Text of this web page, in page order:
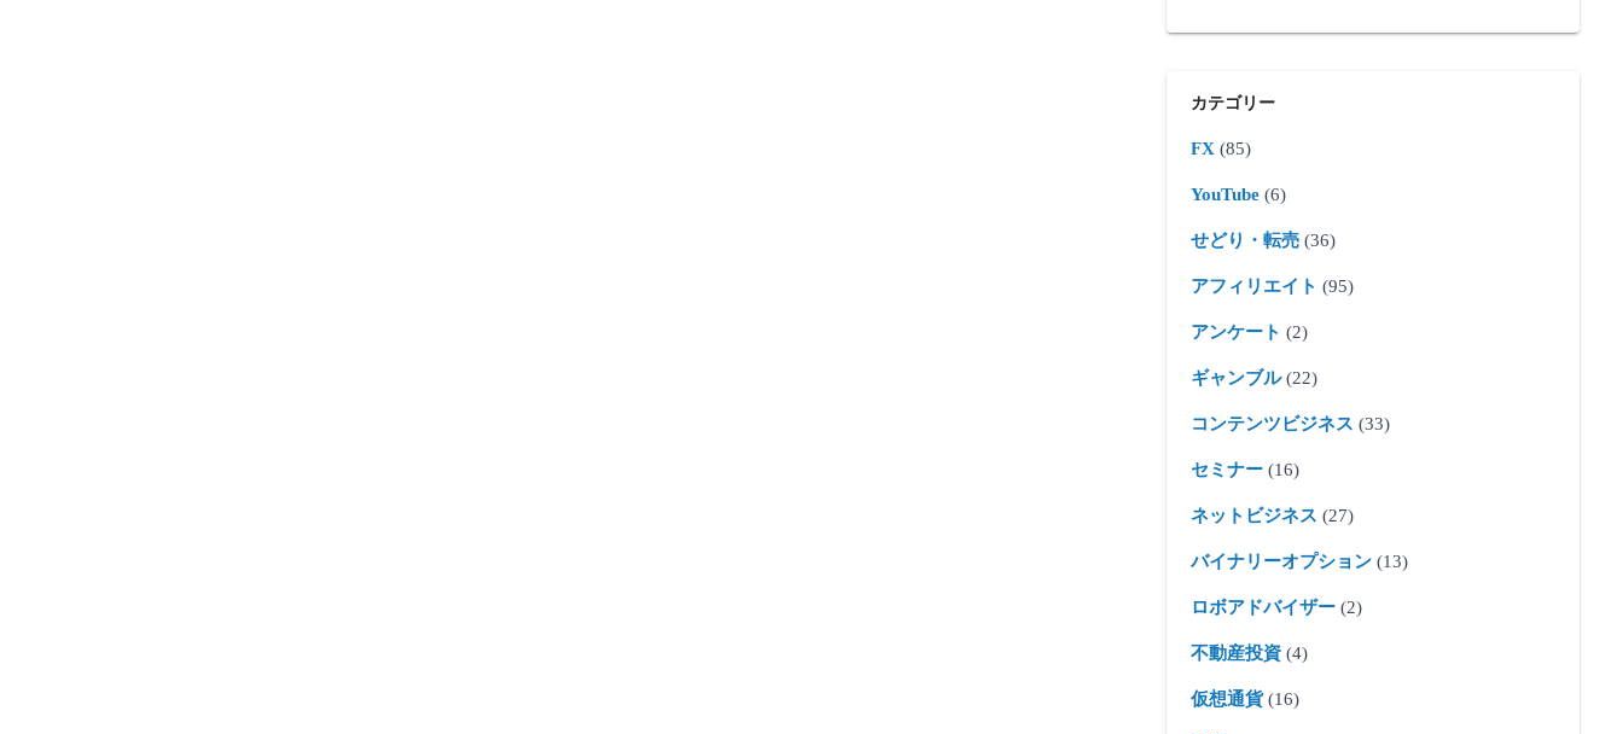
カテゴリー
FX (85)
YouTube (6)
せどり・転売 (36)
アフィリエイト (95)
アンケート (2)
ギャンブル(22)
コンテンツビジネス (33)
セミナー (16)
ネットビジネス (27)
バイナリーオプション (13)
ロボアドバイザー (2)
不動産投資 (4)
仮想通貨(16)